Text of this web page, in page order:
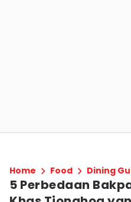
Home Food Dining
5 Perbedaan